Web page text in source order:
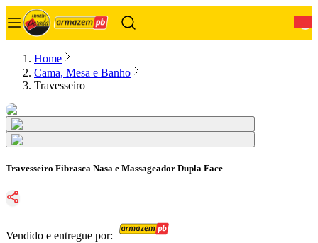
Home
Cama, Mesa e Banho
Travesseiro
Travesseiro Fibrasca Nasa e Massageador Dupla Face
Vendido e entregue por: